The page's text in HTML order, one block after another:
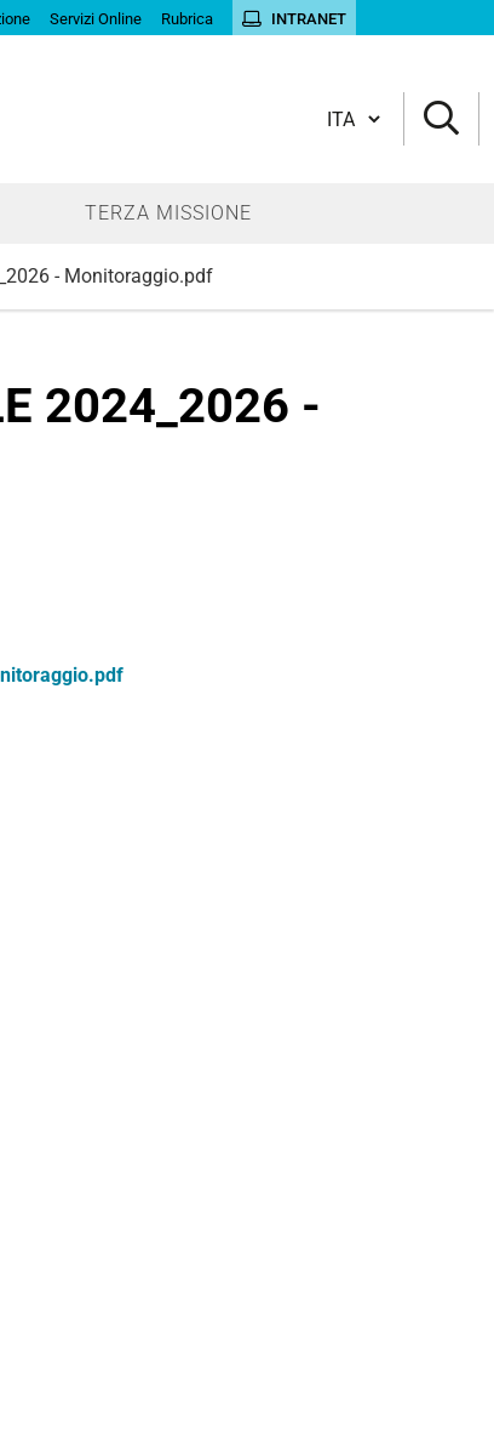
Servizi Online Rubrica INTRANET
Cambia lingua
TERZA MISSIONE
- Monitoraggio.pdf
2024_2026 -